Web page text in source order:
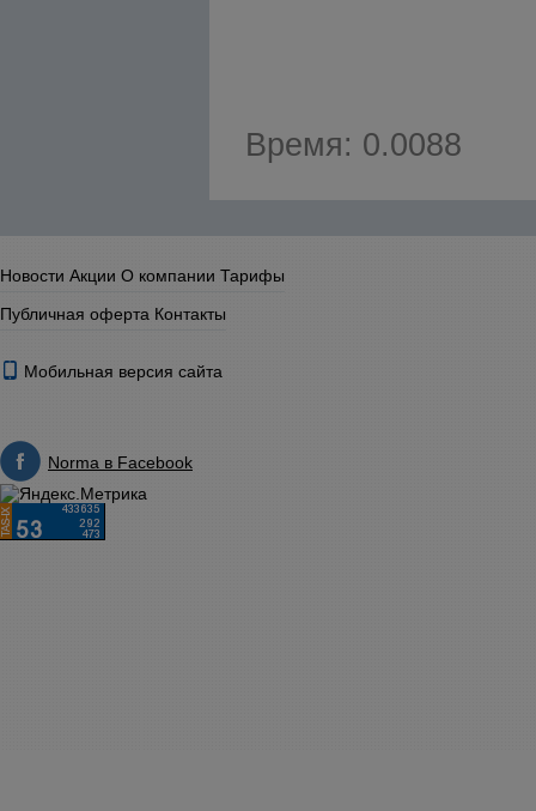
Время: 0.0088
Новости Акции О компании Тарифы
Публичная оферта Контакты
Мобильная версия сайта
Norma в Facebook